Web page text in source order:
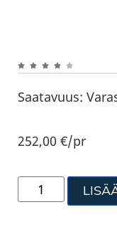
Saatavuus:
252,00€/pr